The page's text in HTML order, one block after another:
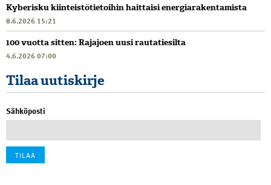
Kyberisku kiinteistötietoihin haittaisi energiarakentamista
8.6.2026 15:21
100 vuotta sitten: Rajajoen uusi rautatiesilta
4.6.2026 07:00
Tilaa uutiskirje
Sähköposti